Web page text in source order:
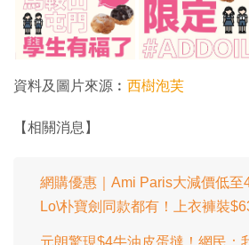
資料及圖片來源︰ 西樹泡芙
【相關消息】
網購優惠｜Ami Paris大減價低至
Lo\朴寶劍同款都有！上衣褲裝
元朗驚現$4牛油皮蛋撻！網民：